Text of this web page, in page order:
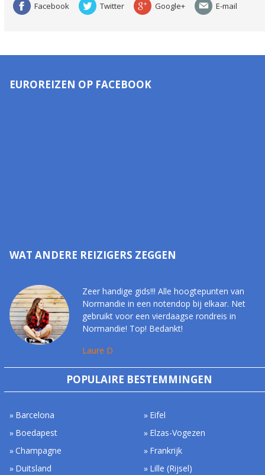
Facebook Twitter Google+ E-mail
EUROREIZEN OP FACEBOOK
WAT ANDERE REIZIGERS ZEGGEN
Zeer handige gids!!! Alle hoogtepunten van
Normandie in een notendop bij elkaar. Net
gebruikt voor een vierdaagse rondreis in
Normandie! Top! Bedankt!
Laure D
POPULAIRE BESTEMMINGEN
Barcelona
Boedapest
Champagne
Duitsland
Eifel
Elzas-Vogezen
Frankrijk
Lille (Rijsel)